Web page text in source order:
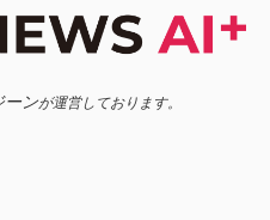
ーンが運営しております。